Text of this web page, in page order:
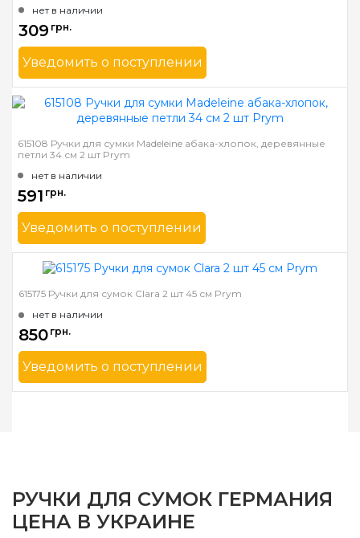
нет в наличии
309 грн.
Уведомить о поступлении
Бренд
Prym
Страна-производитель
Германия
615108 Ручки для сумки Madeleine абака-хлопок, деревянные
петли 34 см 2 шт Prym
нет в наличии
591 грн.
Уведомить о поступлении
Бренд
Prym
Страна-производитель
Германия
615175 Ручки для сумок Clara 2 шт 45 см Prym
нет в наличии
850 грн.
Уведомить о поступлении
Бренд
Prym
РУЧКИ ДЛЯ СУМОК ГЕРМАНИЯ
ЦЕНА В УКРАИНЕ